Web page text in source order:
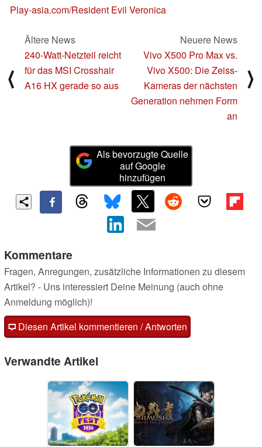
Play-asia.com/Resident Evil Veronica
⟨
Ältere News
240-Watt-Netzteil reicht
für das MSI Crosshair
A16 HX gerade so aus
Neuere News
Vivo X500 Pro Max vs.
Vivo X500: Die Zeiss-
Kameras der nächsten
Generation nehmen Form
an
⟩
Als bevorzugte Quelle
auf Google
hinzufügen
Kommentare
Fragen, Anregungen, zusätzliche Informationen zu diesem
Artikel? - Uns interessiert Deine Meinung (auch ohne
Anmeldung möglich)!
Diesen Artikel kommentieren / Antworten
Verwandte Artikel